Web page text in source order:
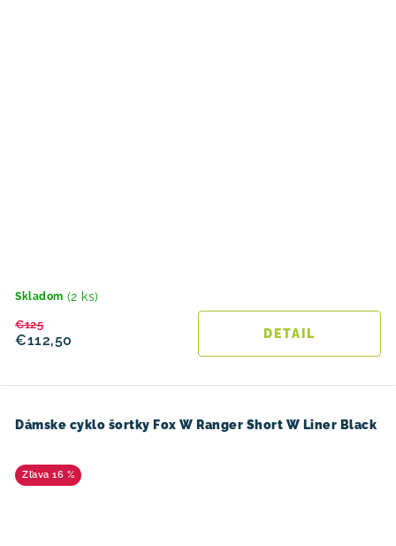
Skladom (2 ks)
€112,50
€125
DETAIL
Dámske cyklo šortky Fox W Ranger Short W Liner Black
16 %